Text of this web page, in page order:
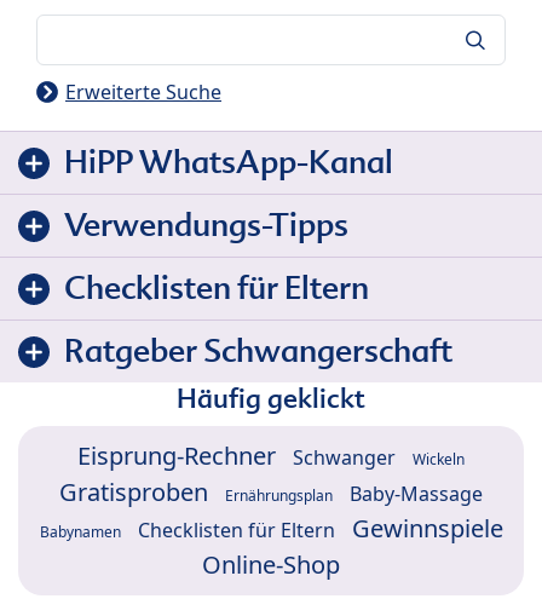
Erweiterte Suche
HiPP WhatsApp-Kanal
Verwendungs-Tipps
Checklisten für Eltern
Ratgeber Schwangerschaft
Häufig geklickt
Eisprung-Rechner Schwanger Wickeln
Gratisproben Ernährungsplan Baby-Massage
Babynamen Checklisten für Eltern
Gewinnspiele
Online-Shop